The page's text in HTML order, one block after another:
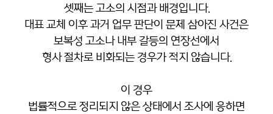
셋째는 고소의 시점과 배경입니다.
대표 교체 이후 과거 업무 판단이 문제 삼아진 사건은
보복성 고소나 내부 갈등의 연장선에서
형사 절차로 비화되는 경우가 적지 않습니다.
이 경우
법률적으로 정리되지 않은 상태에서 조사에 응하면